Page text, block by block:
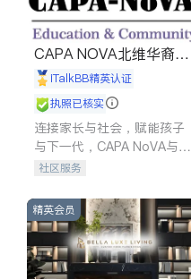
CAPA NOVA北维华裔家
长会iTalkBB精英认证
执照已核实
连接家长与社会，赋能孩子
与下一代，CAPA NoVA与您
携手建设包容、公平、充满
社区服务
精英会员